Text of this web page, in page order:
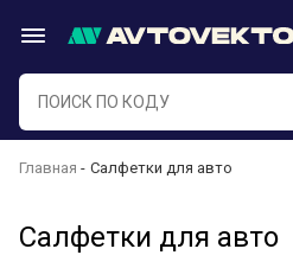
Главная Салфетки для авто
Салфетки для авто